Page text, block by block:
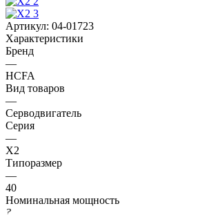
Артикул: 04-01723
Характеристики
Бренд
—
HCFA
Вид товаров
—
Серводвигатель
Серия
—
X2
Типоразмер
—
40
Номинальная мощность
?